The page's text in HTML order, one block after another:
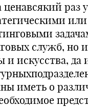
раз
или
служб, но
и искусства,
иметь о